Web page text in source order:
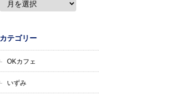
カテゴリー
OKカフェ
いずみ